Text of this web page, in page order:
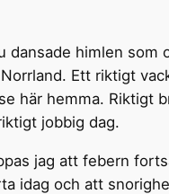
dansade himlen som
Ett riktigt
här hemma. Riktigt
jobbig dag.
jag att febern
idag och att